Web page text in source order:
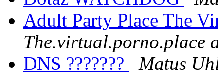
Adult Party Place The
The.virtual.porno.place
DNS ???????
Matus